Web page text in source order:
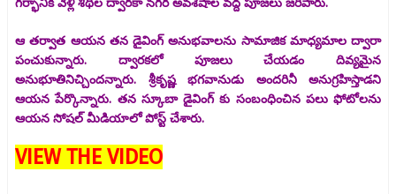
గర్భానికి వెళ్లి శిథిల ద్వారకా నగర అవశేషాల వద్ద పూజలు జరిపారు.
ఆ తర్వాత ఆయన తన డైవింగ్ అనుభవాలను సామాజిక మాధ్యమాల ద్వారా
పంచుకున్నారు. ద్వారకలో పూజలు చేయడం దివ్యమైన
అనుభూతినిచ్చిందన్నారు. శ్రీకృష్ణ భగవానుడు అందరినీ అనుగ్రహిస్తాడని
ఆయన పేర్కొన్నారు. తన స్కూబా డైవింగ్ కు సంబంధించిన పలు ఫోటోలను
ఆయన సోషల్ మీడియాలో పోస్ట్ చేశారు.
VIEW THE VIDEO